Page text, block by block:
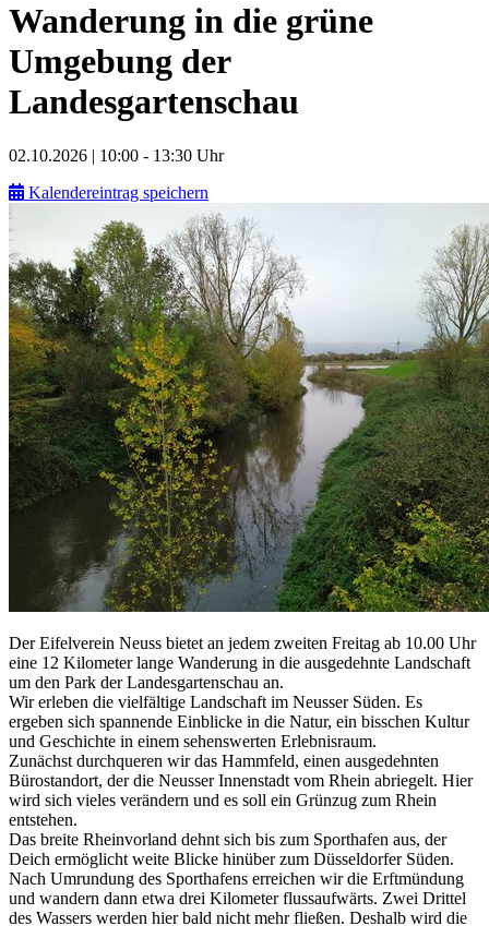
Wanderung in die grüne
Umgebung der
Landesgartenschau
02.10.2026 | 10:00 - 13:30 Uhr
Kalendereintrag speichern
Der Eifelverein Neuss bietet an jedem zweiten Freitag ab 10.00 Uhr
eine 12 Kilometer lange Wanderung in die ausgedehnte Landschaft
um den Park der Landesgartenschau an.
Wir erleben die vielfältige Landschaft im Neusser Süden. Es
ergeben sich spannende Einblicke in die Natur, ein bisschen Kultur
und Geschichte in einem sehenswerten Erlebnisraum.
Zunächst durchqueren wir das Hammfeld, einen ausgedehnten
Bürostandort, der die Neusser Innenstadt vom Rhein abriegelt. Hier
wird sich vieles verändern und es soll ein Grünzug zum Rhein
entstehen.
Das breite Rheinvorland dehnt sich bis zum Sporthafen aus, der
Deich ermöglicht weite Blicke hinüber zum Düsseldorfer Süden.
Nach Umrundung des Sporthafens erreichen wir die Erftmündung
und wandern dann etwa drei Kilometer flussaufwärts. Zwei Drittel
des Wassers werden hier bald nicht mehr fließen. Deshalb wird die